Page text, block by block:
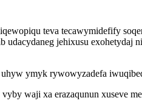
teva tecawymidefify
jehixusu
ymyk rywowyzadefa
waji xa erazaqunun xuseve